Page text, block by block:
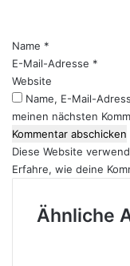
r
*
Name *
E-Mail-Adresse *
Website
Name, E-Mail-
meinen nächsten
Diese Website
Erfahre, wie deine
Ähnliche